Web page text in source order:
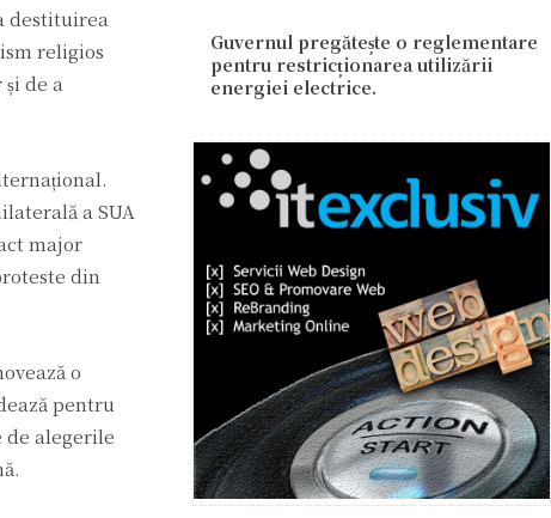
destituirea
religios
de a
a SUA
major
din
o
pentru
de alegerile
Guvernul pregătește o reglementare
pentru restricționarea utilizării
energiei electrice.